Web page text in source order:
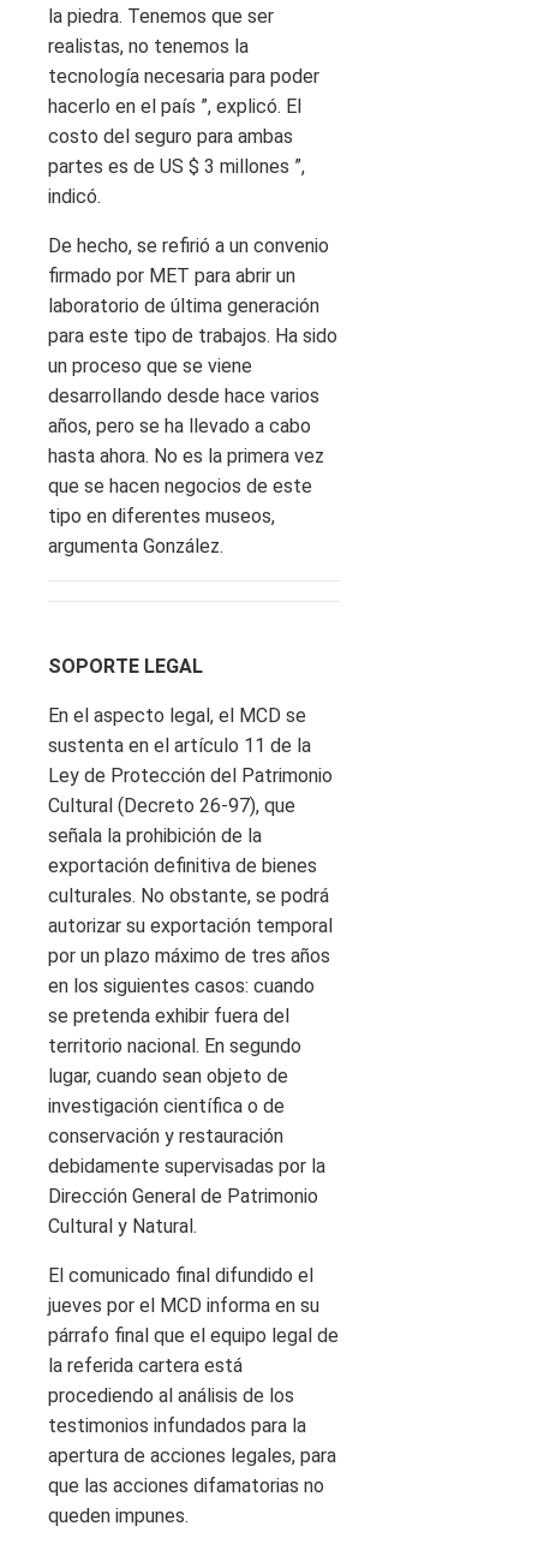
la piedra. Tenemos que ser
realistas, no tenemos la
tecnología necesaria para poder
hacerlo en el país ”, explicó. El
costo del seguro para ambas
partes es de US $ 3 millones ”,
indicó.
De hecho, se refirió a un convenio
firmado por MET para abrir un
laboratorio de última generación
para este tipo de trabajos. Ha sido
un proceso que se viene
desarrollando desde hace varios
años, pero se ha llevado a cabo
hasta ahora. No es la primera vez
que se hacen negocios de este
tipo en diferentes museos,
argumenta González.
SOPORTE LEGAL
En el aspecto legal, el MCD se
sustenta en el artículo 11 de la
Ley de Protección del Patrimonio
Cultural (Decreto 26-97), que
señala la prohibición de la
exportación definitiva de bienes
culturales. No obstante, se podrá
autorizar su exportación temporal
por un plazo máximo de tres años
en los siguientes casos: cuando
se pretenda exhibir fuera del
territorio nacional. En segundo
lugar, cuando sean objeto de
investigación científica o de
conservación y restauración
debidamente supervisadas por la
Dirección General de Patrimonio
Cultural y Natural.
El comunicado final difundido el
jueves por el MCD informa en su
párrafo final que el equipo legal de
la referida cartera está
procediendo al análisis de los
testimonios infundados para la
apertura de acciones legales, para
que las acciones difamatorias no
queden impunes.